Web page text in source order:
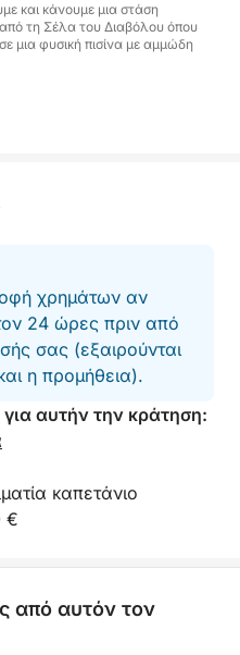
και κάνουμε μια στάση
τη Σέλα του Διαβόλου όπου
μια φυσική πισίνα με αμμώδη
χρημάτων αν
24 ώρες πριν από
σας (εξαιρούνται
η προμήθεια).
αυτήν την κράτηση:
καπετάνιο
€
από αυτόν τον